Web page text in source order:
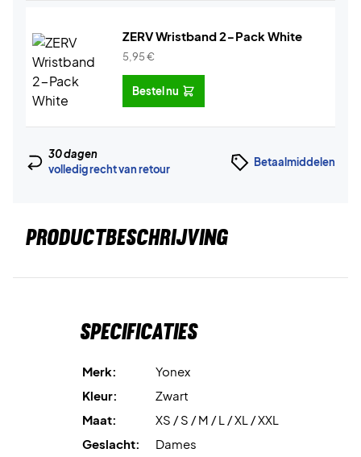
ZERV Wristband 2-Pack White
5,95€
Bestel nu
30 dagen
volledig recht van retour
Betaalmiddelen
PRODUCTBESCHRIJVING
Specificaties
Merk:
Yonex
Kleur:
Zwart
Maat:
XS / S / M / L / XL / XXL
Geslacht:
Dames